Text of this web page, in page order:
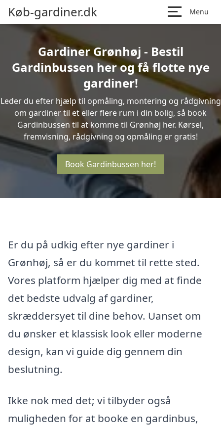
Køb-gardiner.dk Menu
Gardiner Grønhøj - Bestil
Gardinbussen her og få flotte nye
gardiner!
Leder du efter hjælp til opmåling, montering og rådgivning
om gardiner til et eller flere rum i din bolig, så book
Gardinbussen til at komme til Grønhøj her. Kørsel,
fremvisning, rådgivning og opmåling er gratis!
Book Gardinbussen her!
Er du på udkig efter nye gardiner i
Grønhøj, så er du kommet til rette sted.
Vores platform hjælper dig med at finde
det bedste udvalg af gardiner,
skræddersyet til dine behov. Uanset om
du ønsker et klassisk look eller moderne
design, kan vi guide dig gennem din
beslutning.
Ikke nok med det; vi tilbyder også
muligheden for at booke en gardinbus,